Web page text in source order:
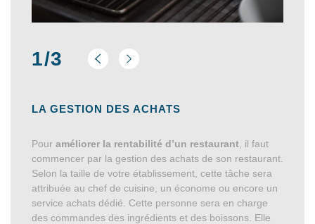
1/3
LA GESTION DES ACHATS
Pour améliorer la rentabilité d’un restaurant , il faut
commencer par la gestion des achats de son restaurant.
Selon la taille de votre établissement, cette tâche sera
attribuée au chef de cuisine, un économe ou encore un
service achats dédié. Cette personne sera en charge
des commandes des ingrédients et des boissons. Elle